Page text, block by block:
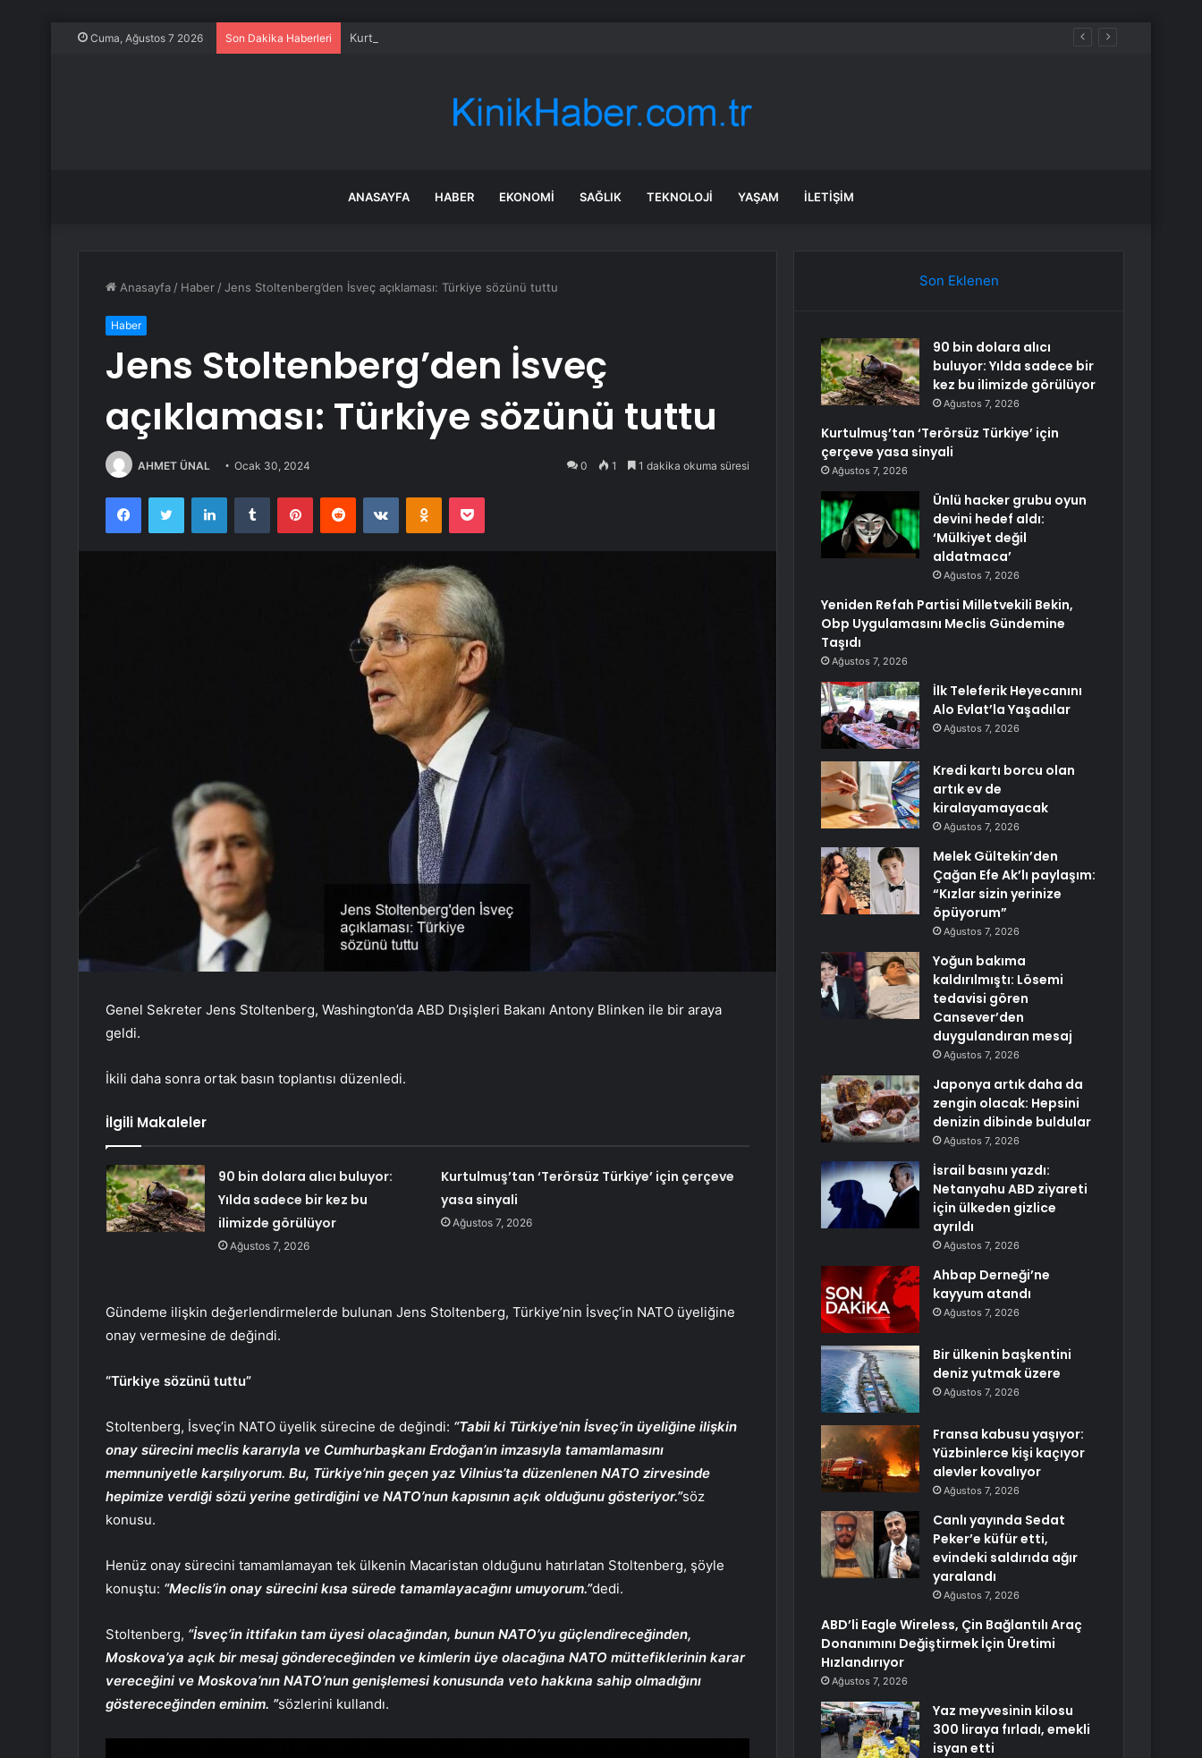
Cuma, Ağustos 7 2026 Son Dakika Haberleri Kurtulmuş’tan ‘Terörsüz Türkiye’ için çerçeve yasa sinyali
ANASAYFA HABER EKONOMI SAĞLIK TEKNOLOJI YAŞAM İLETIŞIM
Anasayfa / Haber /Jens Stoltenberg’den İsveç açıklaması: Türkiye sözünü tuttu
Haber
Jens Stoltenberg’den İsveç
açıklaması: Türkiye sözünü tuttu
AHMET ÜNAL Ocak 30, 2024 0 1 1 dakika okuma süresi
FacebookTwitter LinkedInTumblr PinterestReddit VKontakteOdnoklassniki
Pocket
Genel Sekreter Jens Stoltenberg, Washington’da ABD Dışişleri Bakanı Antony Blinken ile bir araya
geldi.
İkili daha sonra ortak basın toplantısı düzenledi.
İlgili Makaleler
90 bin dolara alıcı buluyor:
Yılda sadece bir kez bu
ilimizde görülüyor
Ağustos 7, 2026
Kurtulmuş’tan ‘Terörsüz Türkiye’ için çerçeve
yasa sinyali
Ağustos 7, 2026
Gündeme ilişkin değerlendirmelerde bulunan Jens Stoltenberg, Türkiye’nin İsveç’in NATO üyeliğine
onay vermesine de değindi.
“Türkiye sözünü tuttu”
Stoltenberg, İsveç’in NATO üyelik sürecine de değindi: “Tabii ki Türkiye’nin İsveç’in üyeliğine ilişkin
onay sürecini meclis kararıyla ve Cumhurbaşkanı Erdoğan’ın imzasıyla tamamlamasını
memnuniyetle karşılıyorum. Bu, Türkiye’nin geçen yaz Vilnius’ta düzenlenen NATO zirvesinde
hepimize verdiği sözü yerine getirdiğini ve NATO’nun kapısının açık olduğunu gösteriyor.”söz
konusu.
Henüz onay sürecini tamamlamayan tek ülkenin Macaristan olduğunu hatırlatan Stoltenberg, şöyle
konuştu: “Meclis’in onay sürecini kısa sürede tamamlayacağını umuyorum.”dedi.
Stoltenberg, “İsveç’in ittifakın tam üyesi olacağından, bunun NATO’yu güçlendireceğinden,
Moskova’ya açık bir mesaj göndereceğinden ve kimlerin üye olacağına NATO müttefiklerinin karar
vereceğini ve Moskova’nın NATO’nun genişlemesi konusunda veto hakkına sahip olmadığını
göstereceğinden eminim. ”sözlerini kullandı.
Son Eklenen
90 bin dolara alıcı
buluyor: Yılda sadece bir
kez bu ilimizde görülüyor
Ağustos 7, 2026
Kurtulmuş’tan ‘Terörsüz Türkiye’ için
çerçeve yasa sinyali
Ağustos 7, 2026
Ünlü hacker grubu oyun
devini hedef aldı:
‘Mülkiyet değil
aldatmaca’
Ağustos 7, 2026
Yeniden Refah Partisi Milletvekili Bekin,
Obp Uygulamasını Meclis Gündemine
Taşıdı
Ağustos 7, 2026
İlk Teleferik Heyecanını
Alo Evlat’la Yaşadılar
Ağustos 7, 2026
Kredi kartı borcu olan
artık ev de
kiralayamayacak
Ağustos 7, 2026
Melek Gültekin’den
Çağan Efe Ak’lı paylaşım:
“Kızlar sizin yerinize
öpüyorum”
Ağustos 7, 2026
Yoğun bakıma
kaldırılmıştı: Lösemi
tedavisi gören
Cansever’den
duygulandıran mesaj
Ağustos 7, 2026
Japonya artık daha da
zengin olacak: Hepsini
denizin dibinde buldular
Ağustos 7, 2026
İsrail basını yazdı:
Netanyahu ABD ziyareti
için ülkeden gizlice
ayrıldı
Ağustos 7, 2026
Ahbap Derneği’ne
kayyum atandı
Ağustos 7, 2026
Bir ülkenin başkentini
deniz yutmak üzere
Ağustos 7, 2026
Fransa kabusu yaşıyor:
Yüzbinlerce kişi kaçıyor
alevler kovalıyor
Ağustos 7, 2026
Canlı yayında Sedat
Peker’e küfür etti,
evindeki saldırıda ağır
yaralandı
Ağustos 7, 2026
ABD’li Eagle Wireless, Çin Bağlantılı Araç
Donanımını Değiştirmek İçin Üretimi
Hızlandırıyor
Ağustos 7, 2026
Yaz meyvesinin kilosu
300 liraya fırladı, emekli
isyan etti